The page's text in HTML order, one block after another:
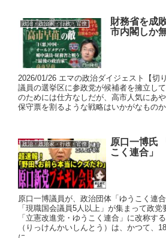
政治・政治家・行政・官僚
財務省を成
市内閣しか
2026/01/26 エマの政治ダイジェスト【切
議員の選挙区に参政党が候補者を擁立し
のためには仕方なしだが、高市人気にあ
保守票を割るような戦略はいかがなもの
政治・政治家・行政・官僚
原口一博氏
こく連合」
原口一博議員が、政治団体「ゆうこく連
「現職国会議員5人以上」が集まって政党
「立憲改進党・ゆうこく連合」に改称す
（りっけんかいしんとう）は、かつて、